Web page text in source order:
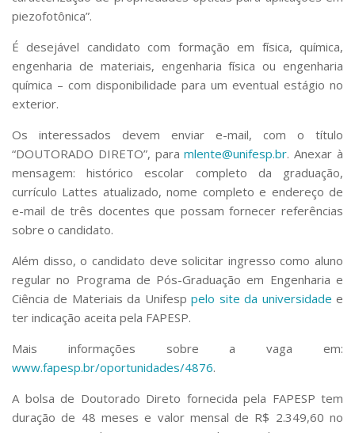
piezofotônica”.
É desejável candidato com formação em física, química,
engenharia de materiais, engenharia física ou engenharia
química – com disponibilidade para um eventual estágio no
exterior.
Os interessados devem enviar e-mail, com o título
“DOUTORADO DIRETO”, paramlente@unifesp.br. Anexar à
mensagem: histórico escolar completo da graduação,
currículo Lattes atualizado, nome completo e endereço de
e-mail de três docentes que possam fornecer referências
sobre o candidato.
Além disso, o candidato deve solicitar ingresso como aluno
regular no Programa de Pós-Graduação em Engenharia e
Ciência de Materiais da Unifesppelo site da universidade e
ter indicação aceita pela FAPESP.
Mais informações sobre a vaga em:
www.fapesp.br/oportunidades/4876.
A bolsa de Doutorado Direto fornecida pela FAPESP tem
duração de 48 meses e valor mensal de R$ 2.349,60 no